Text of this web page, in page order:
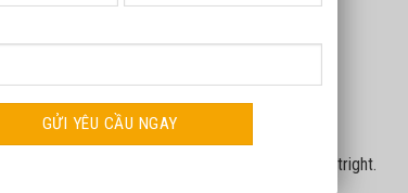
đổi sang gói mới miễn phí.
lên đến 4 triệu đồng/tháng so với mua pin outright.